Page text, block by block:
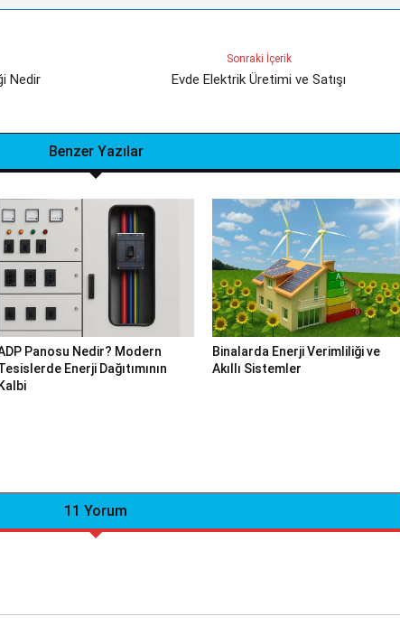
Nedir
Sonraki İçerik
Evde Elektrik Üretimi ve Satışı
Benzer Yazılar
Panosu Nedir? Modern
Enerji Dağıtımının
Kalbi
Binalarda Enerji Verimliliği ve
Akıllı Sistemler
11 Yorum